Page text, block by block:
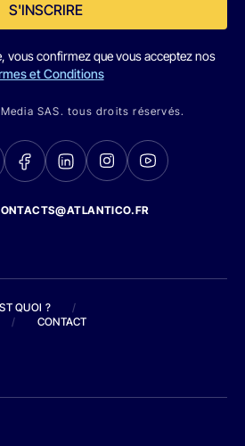
S'INSCRIRE
vous confirmez que vous acceptez nos
et Conditions
SAS. tous droits réservés.
QUOI ?
/
/ CONTACT